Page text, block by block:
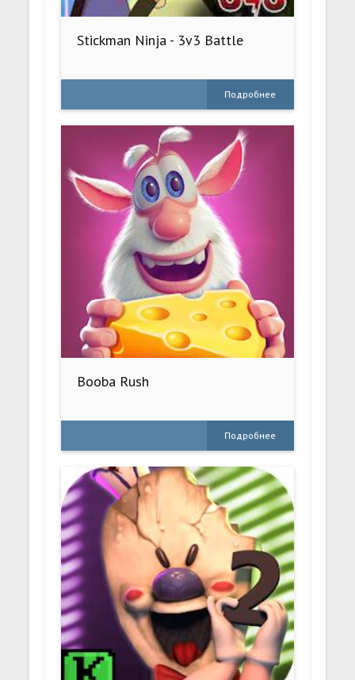
Stickman Ninja - 3v3 Battle
Подробнее
Booba Rush
Подробнее